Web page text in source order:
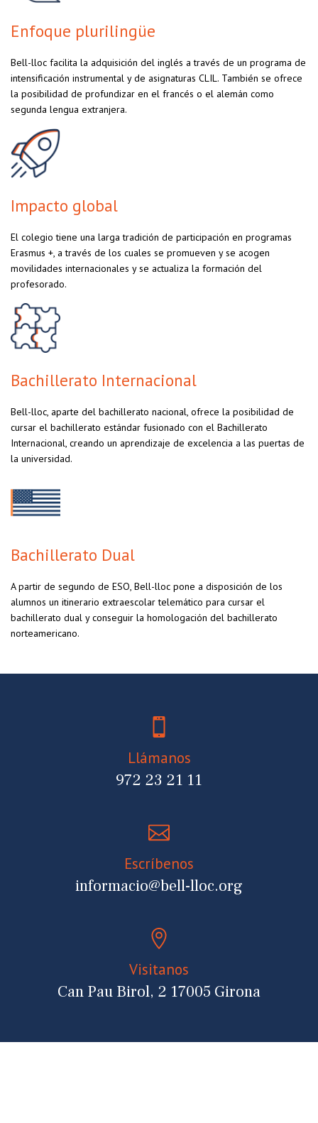
Enfoque plurilingüe
Bell-lloc facilita la adquisición del inglés a través de un programa de
intensificación instrumental y de asignaturas CLIL. También se ofrece
la posibilidad de profundizar en el francés o el alemán como
segunda lengua extranjera.
Impacto global
El colegio tiene una larga tradición de participación en programas
Erasmus +, a través de los cuales se promueven y se acogen
movilidades internacionales y se actualiza la formación del
profesorado.
Bachillerato Internacional
Bell-lloc, aparte del bachillerato nacional, ofrece la posibilidad de
cursar el bachillerato estándar fusionado con el Bachillerato
Internacional, creando un aprendizaje de excelencia a las puertas de
la universidad.
Bachillerato Dual
A partir de segundo de ESO, Bell-lloc pone a disposición de los
alumnos un itinerario extraescolar telemático para cursar el
bachillerato dual y conseguir la homologación del bachillerato
norteamericano.
Llámanos
972 23 21 11
Escríbenos
informacio@bell-lloc.org
Visitanos
Can Pau Birol, 2 17005 Girona